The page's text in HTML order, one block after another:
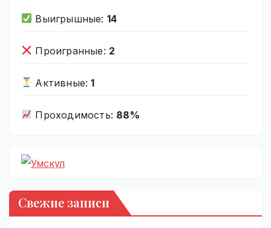
Выигрышные: 14
Проигранные: 2
Активные:1
Проходимость: 88%
Свежие записи